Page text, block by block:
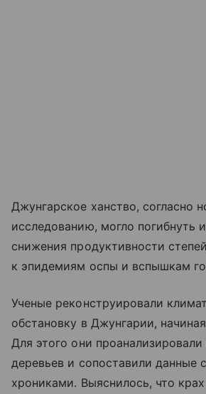
Джунгарское ханство, согласно
исследованию, могло погибнуть
снижения продуктивности
к эпидемиям оспы и вспышкам
Ученые реконструировали
обстановку в Джунгарии,
Для этого они
деревьев и сопоставили данные
хрониками. Выяснилось, что